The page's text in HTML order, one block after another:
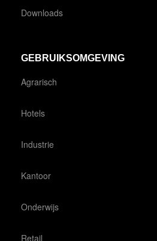
Downloads
GEBRUIKSOMGEVING
Agrarisch
Hotels
Industrie
Kantoor
Onderwijs
Retail